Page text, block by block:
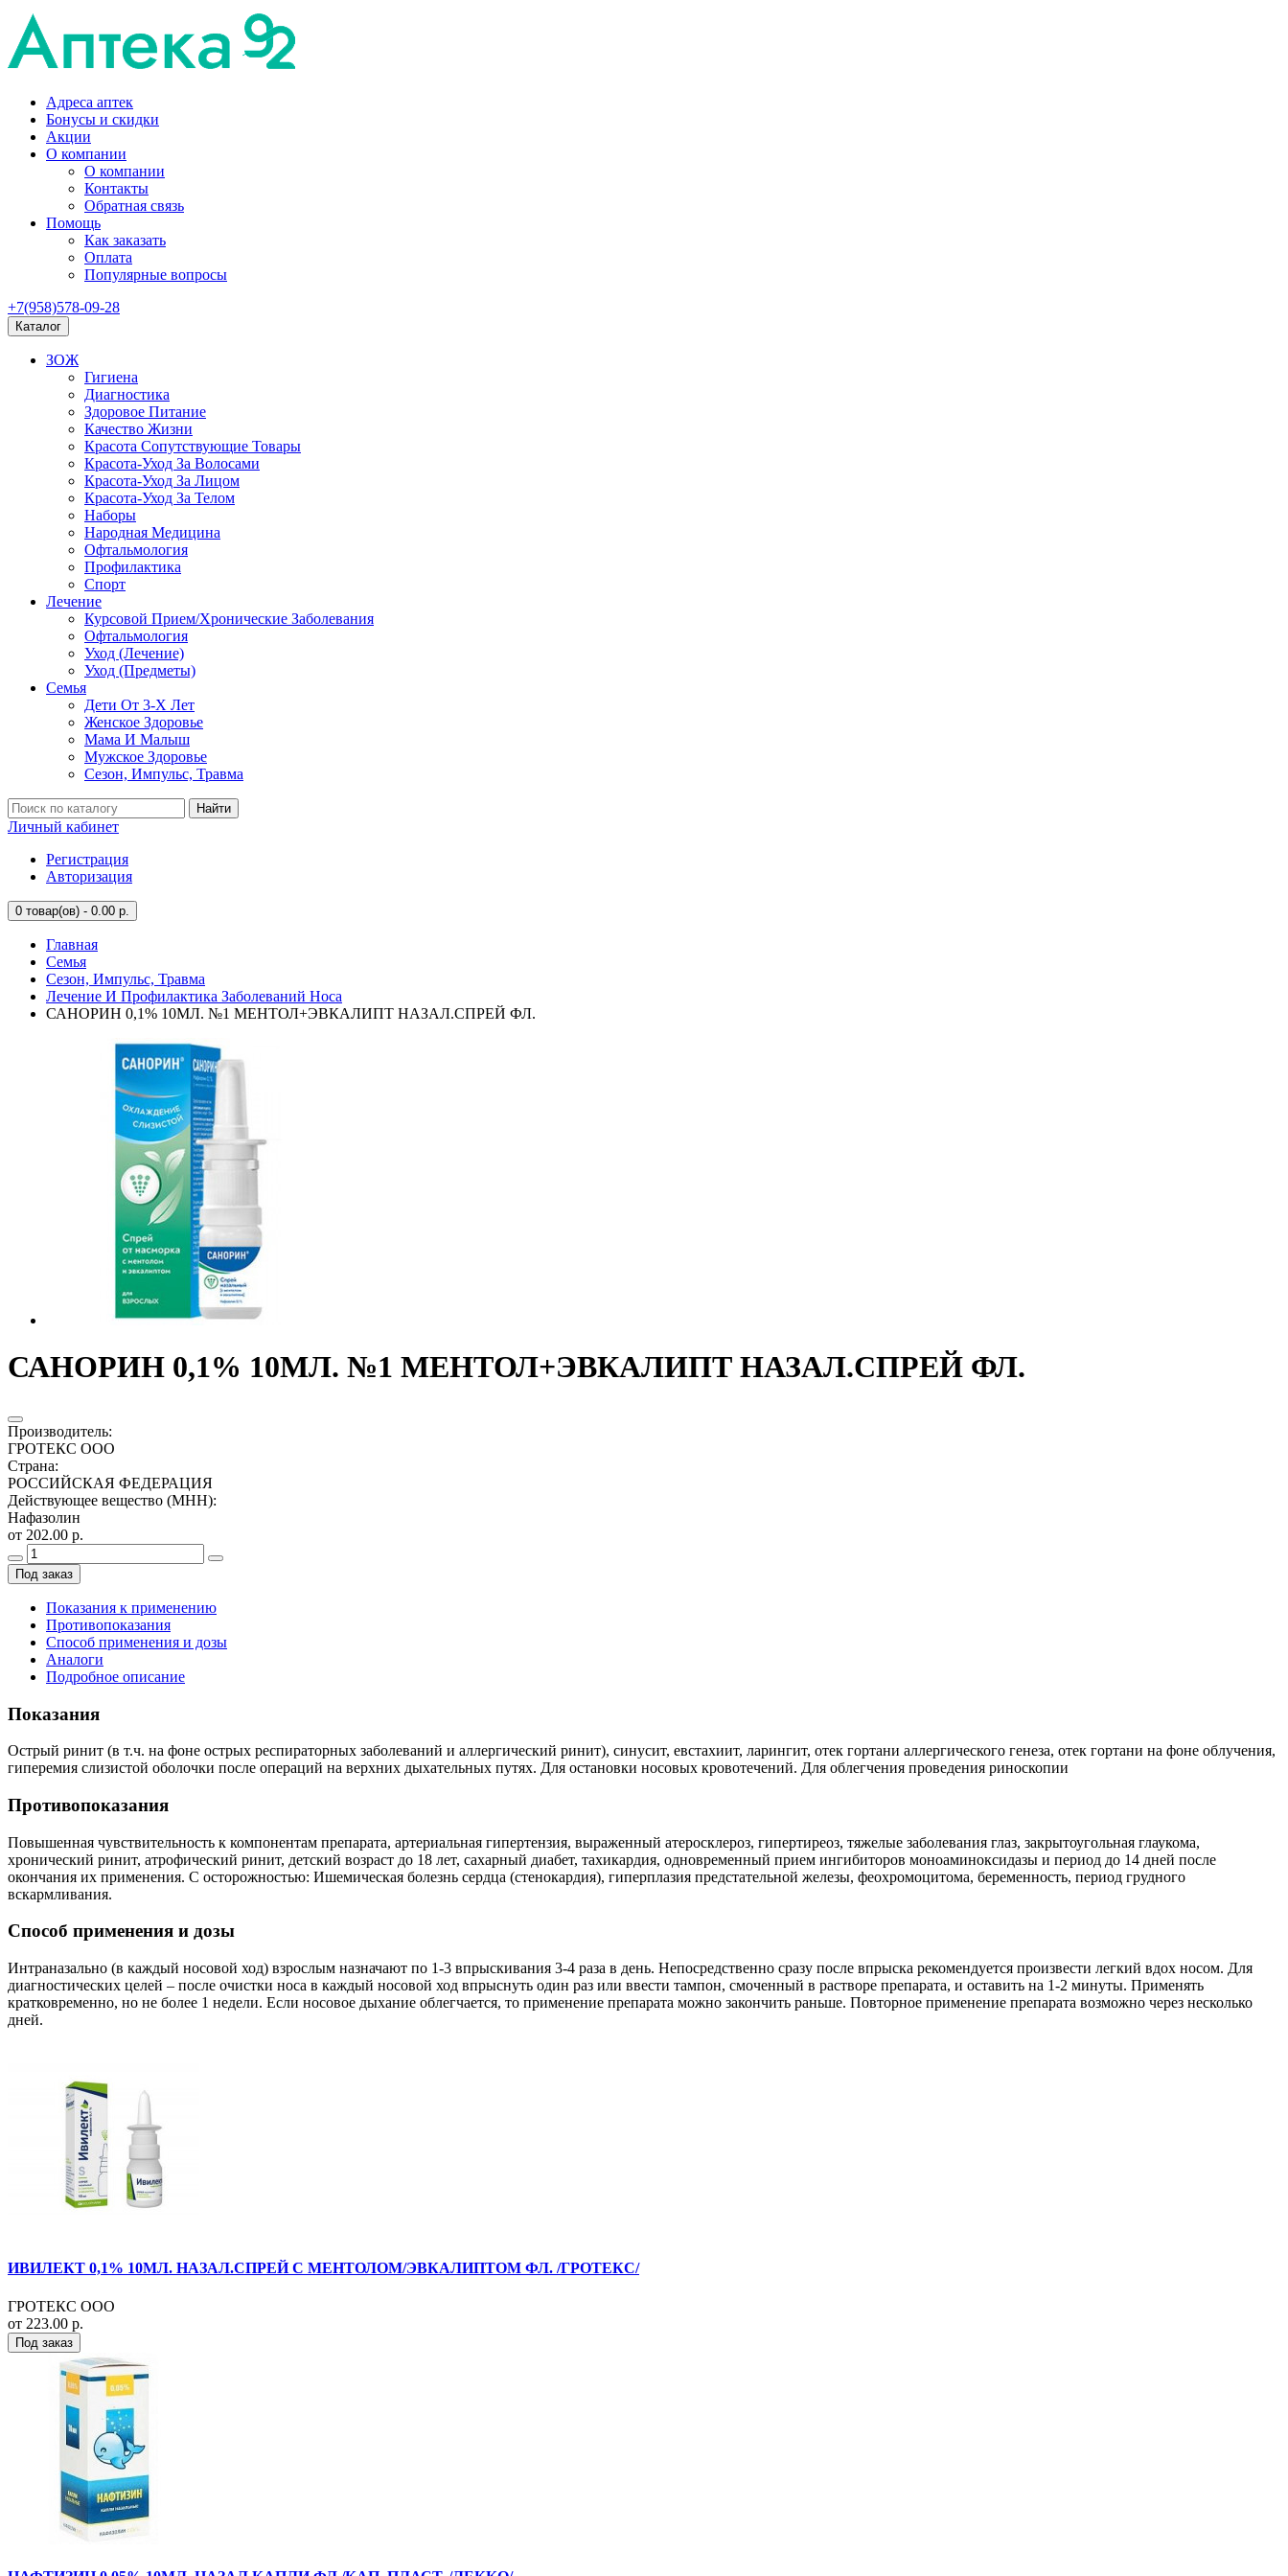
Адреса аптек
Бонусы и скидки
Акции
О компании
О компании
Контакты
Обратная связь
Помощь
Как заказать
Оплата
Популярные вопросы
+7(958)578-09-28
Каталог
ЗОЖ
Гигиена
Диагностика
Здоровое Питание
Качество Жизни
Красота Сопутствующие Товары
Красота-Уход За Волосами
Красота-Уход За Лицом
Красота-Уход За Телом
Наборы
Народная Медицина
Офтальмология
Профилактика
Спорт
Лечение
Курсовой Прием/Хронические Заболевания
Офтальмология
Уход (Лечение)
Уход (Предметы)
Семья
Дети От 3-Х Лет
Женское Здоровье
Мама И Малыш
Мужское Здоровье
Сезон, Импульс, Травма
Найти
Личный кабинет
Регистрация
Авторизация
0 товар(ов) - 0.00 р.
Главная
Семья
Сезон, Импульс, Травма
Лечение И Профилактика Заболеваний Носа
САНОРИН 0,1% 10МЛ. №1 МЕНТОЛ+ЭВКАЛИПТ НАЗАЛ.СПРЕЙ ФЛ.
САНОРИН 0,1% 10МЛ. №1 МЕНТОЛ+ЭВКАЛИПТ НАЗАЛ.СПРЕЙ ФЛ.
Производитель:
ГРОТЕКС ООО
Страна:
РОССИЙСКАЯ ФЕДЕРАЦИЯ
Действующее вещество (МНН):
Нафазолин
от 202.00 р.
Под заказ
Показания к применению
Противопоказания
Способ применения и дозы
Аналоги
Подробное описание
Показания
Острый ринит (в т.ч. на фоне острых респираторных заболеваний и аллергический ринит), синусит, евстахиит, ларингит, отек гортани аллергического генеза, отек гортани на фоне облучения,
гиперемия слизистой оболочки после операций на верхних дыхательных путях. Для остановки носовых кровотечений. Для облегчения проведения риноскопии
Противопоказания
Повышенная чувствительность к компонентам препарата, артериальная гипертензия, выраженный атеросклероз, гипертиреоз, тяжелые заболевания глаз, закрытоугольная глаукома,
хронический ринит, атрофический ринит, детский возраст до 18 лет, сахарный диабет, тахикардия, одновременный прием ингибиторов моноаминоксидазы и период до 14 дней после
окончания их применения. С осторожностью: Ишемическая болезнь сердца (стенокардия), гиперплазия предстательной железы, феохромоцитома, беременность, период грудного
вскармливания.
Способ применения и дозы
Интраназально (в каждый носовой ход) взрослым назначают по 1-3 впрыскивания 3-4 раза в день. Непосредственно сразу после впрыска рекомендуется произвести легкий вдох носом. Для
диагностических целей – после очистки носа в каждый носовой ход впрыснуть один раз или ввести тампон, смоченный в растворе препарата, и оставить на 1-2 минуты. Применять
кратковременно, но не более 1 недели. Если носовое дыхание облегчается, то применение препарата можно закончить раньше. Повторное применение препарата возможно через несколько
дней.
ИВИЛЕКТ 0,1% 10МЛ. НАЗАЛ.СПРЕЙ С МЕНТОЛОМ/ЭВКАЛИПТОМ ФЛ. /ГРОТЕКС/
ГРОТЕКС ООО
от 223.00 р.
Под заказ